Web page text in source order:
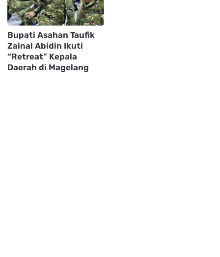
Bupati Asahan Taufik
Zainal Abidin Ikuti
“Retreat” Kepala
Daerah di Magelang